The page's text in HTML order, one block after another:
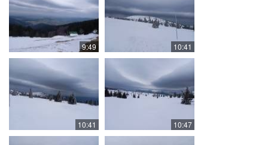
9:49 10:41
10:41 10:47